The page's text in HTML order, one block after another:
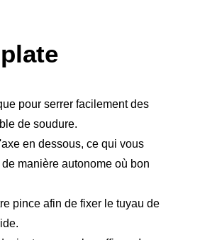
pour serrer facilement des
de soudure.
en dessous, ce qui vous
manière autonome où bon
pince afin de fixer le tuyau de